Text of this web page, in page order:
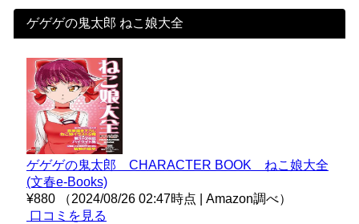
ゲゲゲの鬼太郎 ねこ娘大全
ゲゲゲの鬼太郎 CHARACTER BOOK ねこ娘大全
(文春e-Books)
¥880
（2024/08/26 02:47時点 | Amazon調べ）
口コミを見る